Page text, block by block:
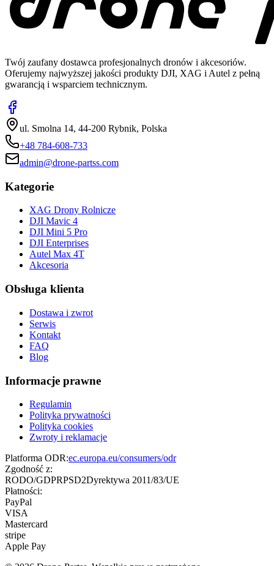
Twój zaufany dostawca profesjonalnych dronów i akcesoriów.
Oferujemy najwyższej jakości produkty DJI, XAG i Autel z pełną
gwarancją i wsparciem technicznym.
ul. Smolna 14, 44-200 Rybnik, Polska
+48 784-608-733
admin@drone-partss.com
Kategorie
XAG Drony Rolnicze
DJI Mavic 4
DJI Mini 5 Pro
DJI Enterprises
Autel Max 4T
Akcesoria
Obsługa klienta
Dostawa i zwrot
Serwis
Kontakt
FAQ
Blog
Informacje prawne
Regulamin
Polityka prywatności
Polityka cookies
Zwroty i reklamacje
Platforma ODR:ec.europa.eu/consumers/odr
Zgodność z:
RODO/GDPRPSD2Dyrektywa 2011/83/UE
Płatności:
PayPal
VISA
Mastercard
stripe
Apple Pay